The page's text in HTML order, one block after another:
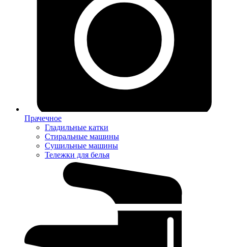
Прачечное
Гладильные катки
Стиральные машины
Сушильные машины
Тележки для белья